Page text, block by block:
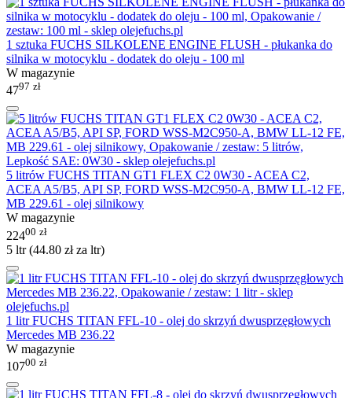
1 sztuka FUCHS SILKOLENE ENGINE FLUSH - płukanka do
silnika w motocyklu - dodatek do oleju - 100 ml
W magazynie
4797 zł
5 litrów FUCHS TITAN GT1 FLEX C2 0W30 - ACEA C2,
ACEA A5/B5, API SP, FORD WSS-M2C950-A, BMW LL-12 FE,
MB 229.61 - olej silnikowy
W magazynie
22400 zł
5 ltr (44.80 złza ltr)
1 litr FUCHS TITAN FFL-10 - olej do skrzyń dwusprzęgłowych
Mercedes MB 236.22
W magazynie
10700 zł